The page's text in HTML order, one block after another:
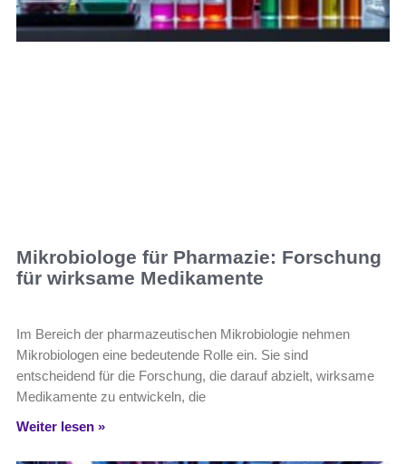
Mikrobiologe für Pharmazie: Forschung
für wirksame Medikamente
Im Bereich der pharmazeutischen Mikrobiologie nehmen
Mikrobiologen eine bedeutende Rolle ein. Sie sind
entscheidend für die Forschung, die darauf abzielt, wirksame
Medikamente zu entwickeln, die
Weiter lesen »